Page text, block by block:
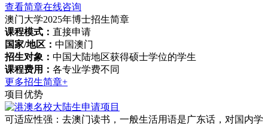
查看简章在线咨询
澳门大学2025年博士招生简章
课程模式： 直接申请
国家/地区： 中国澳门
招生对象： 中国大陆地区获得硕士学位的学生
课程费用： 各专业学费不同
更多招生简章+
项目优势
可适应性强：去澳门读书，一般生活用语是广东话，对国内学